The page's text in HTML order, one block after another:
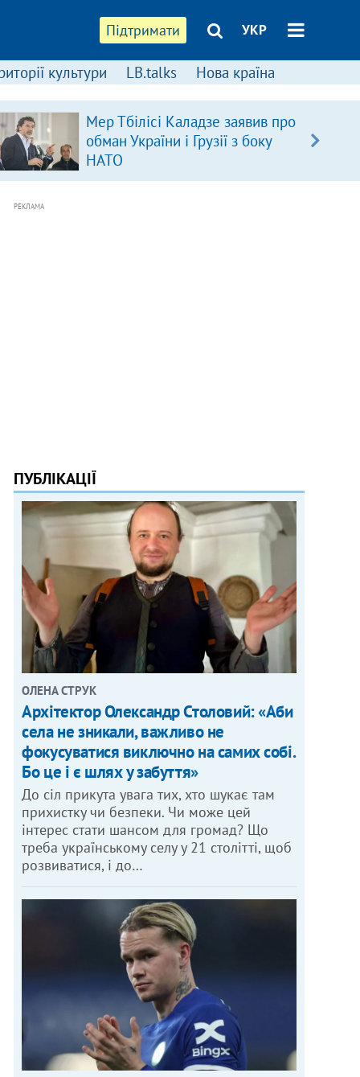
Підтримати УКР
культури LB.talks Нова країна
Мер Тбілісі Каладзе заявив про
обман України і Грузії з боку
НАТО
РЕКЛАМА
ПУБЛІКАЦІЇ
ОЛЕНА СТРУК
Архітектор Олександр Столовий: «Аби
села не зникали, важливо не
фокусуватися виключно на самих собі.
Бо це і є шлях у забуття»
До сіл прикута увага тих, хто шукає там
прихистку чи безпеки. Чи може цей
інтерес стати шансом для громад? Що
треба українському селу у 21 столітті, щоб
розвиватися, і до…